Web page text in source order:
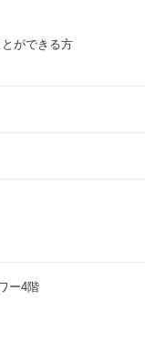
ができる方
ー4階